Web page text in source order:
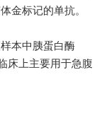
金标记的单抗。
本中胰蛋白酶
床上主要用于急腹